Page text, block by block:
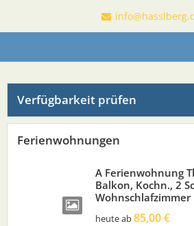
Verfügbarkeit prüfen
Ferienwohnungen
A Ferienwohnung
Balkon, Kochn., 2
Wohnschlafzimmer
heute ab85,00 €